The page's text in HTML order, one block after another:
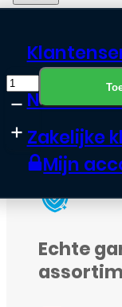
Neem
Zakelijke
Mijn
Dinsdag in
Siliconen
hoesje
voor
Samsung
4G/5GEchte